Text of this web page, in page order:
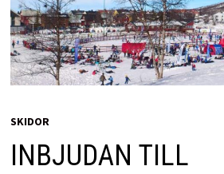
SKIDOR
INBJUDAN TILL